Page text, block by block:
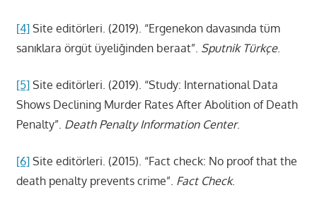
[4]Site editörleri. (2019). “Ergenekon davasında tüm
sanıklara örgüt üyeliğinden beraat”. Sputnik Türkçe.
[5]Site editörleri. (2019). “Study: International Data
Shows Declining Murder Rates After Abolition of Death
Penalty”. Death Penalty Information Center.
[6]Site editörleri. (2015). “Fact check: No proof that the
death penalty prevents crime”. Fact Check.